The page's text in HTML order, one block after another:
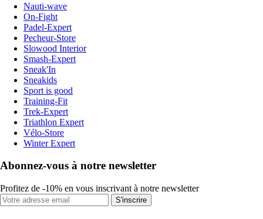
Nauti-wave
On-Fight
Padel-Expert
Pecheur-Store
Slowood Interior
Smash-Expert
Sneak'In
Sneakids
Sport is good
Training-Fit
Trek-Expert
Triathlon Expert
Vélo-Store
Winter Expert
Abonnez-vous à notre newsletter
Profitez de -10% en vous inscrivant à notre newsletter
S'inscrire